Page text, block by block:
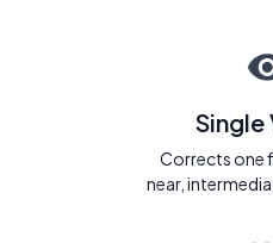
Single
Corrects one
near,